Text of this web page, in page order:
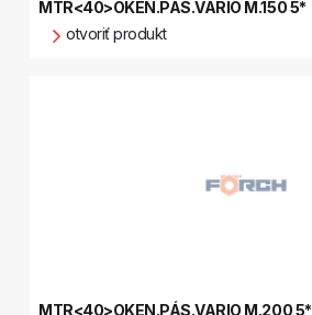
MTR<40>OKEN.PÁS.VARIO M.150 5*
otvoriť produkt
MTR<40>OKEN.PÁS.VARIO M.200 5*